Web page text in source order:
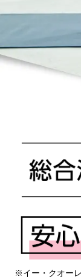
※イー・クオー